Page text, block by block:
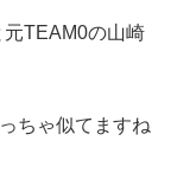
TEAM0の山崎
ちゃ似てますね